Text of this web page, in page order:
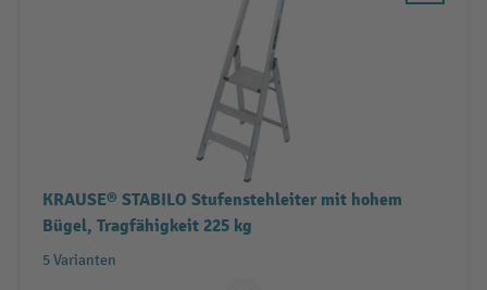
KRAUSE® STABILO Stufenstehleiter mit hohem
Bügel, Tragfähigkeit 225 kg
5 Varianten